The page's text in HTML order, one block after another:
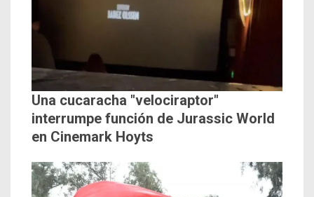
Una cucaracha "velociraptor"
interrumpe función de Jurassic World
en Cinemark Hoyts